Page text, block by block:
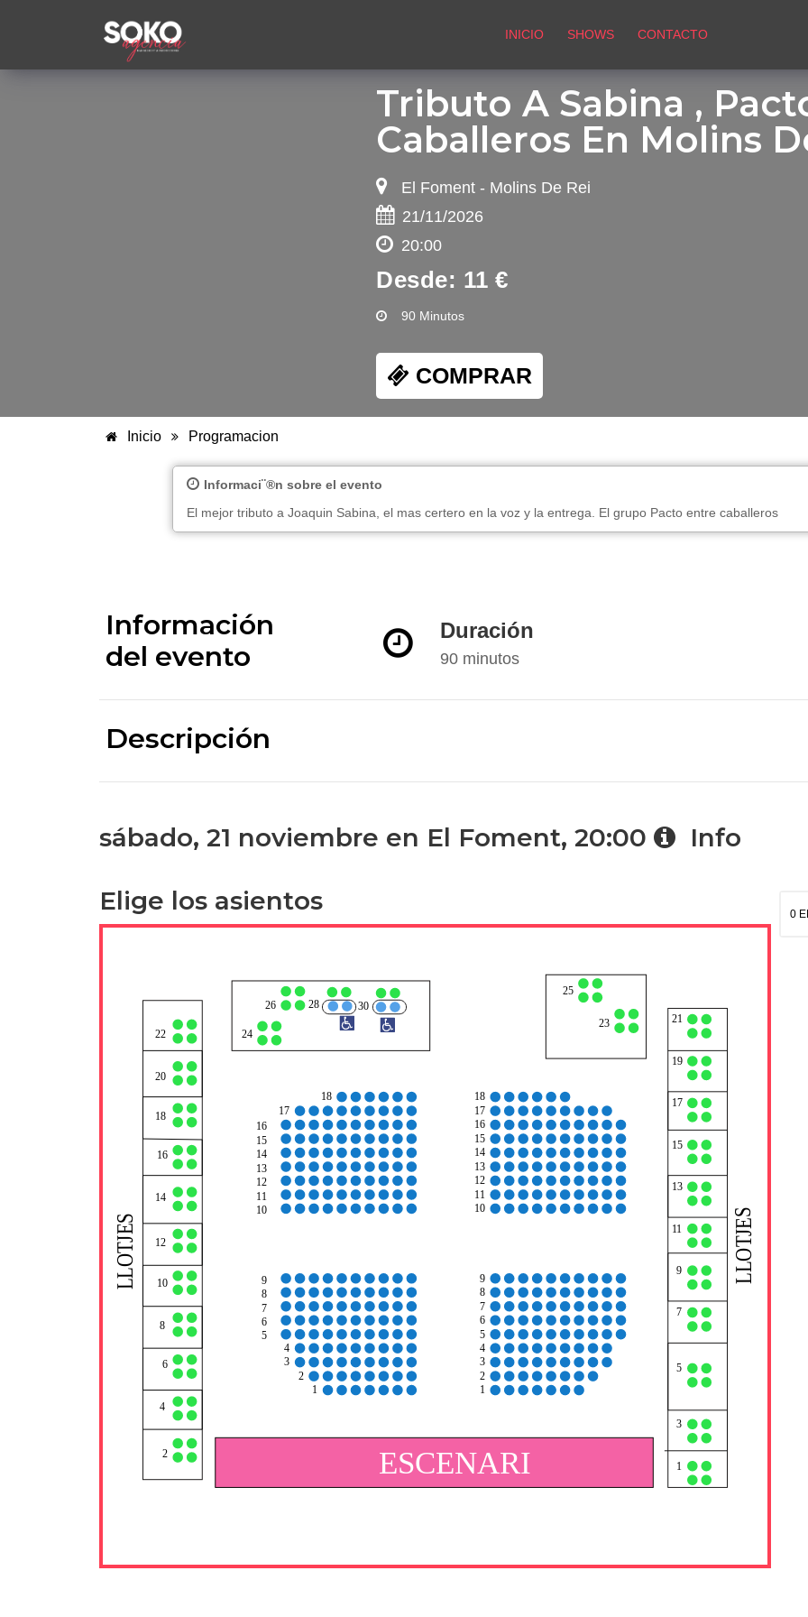
INICIO SHOWS CONTACTO
Tributo A Sabina ,
Caballeros En Molins
El Foment - Molins De Rei
21/11/2026
20:00
Desde: 11 €
90 Minutos
COMPRAR
Inicio Programacion
Informaci¨®n sobre el evento
El mejor tributo a Joaquin Sabina, el mas certero en la voz y la entrega. El grupo Pacto entre caballeros
Información
del evento
Duración
90 minutos
Descripción
sábado, 21 noviembre en El Foment, 20:00 Info
Elige los asientos
26 28 30
25
24
23 21
22
19
20
17
18
15
16
18
18
17
17
16
16
13
14
15 15
14 14
13 13
1 1
12
12 12
11 11
10
10
9
10
7
8
9
9
8
8
6
7 7
5
6 6
5 5
4
4 4
3 3
3
2 2
2
1 1
1
ESCENARI
LLOTJES
LLOTJES
0